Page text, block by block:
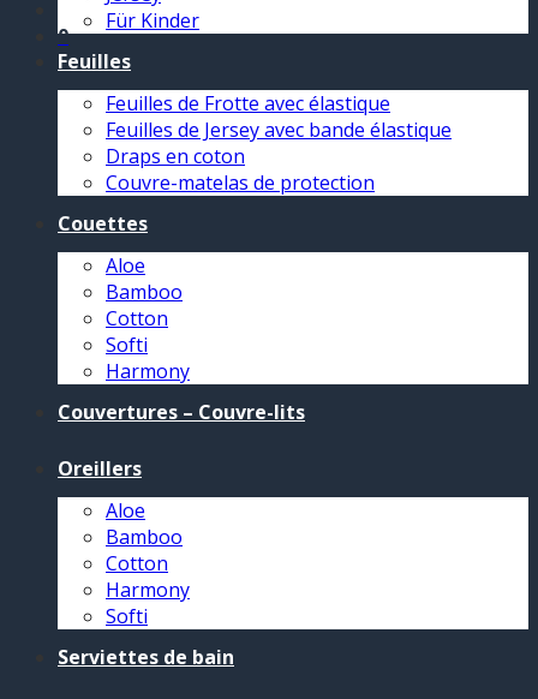
0
Für Kinder
Feuilles
Feuilles de Frotte avec élastique
Feuilles de Jersey avec bande élastique
Draps en coton
Couvre-matelas de protection
Couettes
Aloe
Bamboo
Cotton
Softi
Harmony
Couvertures – Couvre-lits
Oreillers
Aloe
Bamboo
Cotton
Harmony
Softi
Serviettes de bain